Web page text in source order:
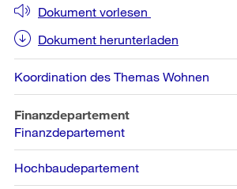
Dokument vorlesen
Dokument herunterladen
Koordination des Themas Wohnen
Finanzdepartement
Finanzdepartement
Hochbaudepartement